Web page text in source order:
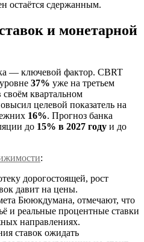
остаётся сдержанным.
и монетарной
— ключевой фактор. CBRT
37% уже на третьем
своём квартальном
целевой показатель на
16%. Прогноз банка
до 15% в 2027 году и до
:
дорогостоящей, рост
давит на цены.
Бююкдумана, отмечают, что
и реальные процентные ставки
направлениях.
ставок ожидать